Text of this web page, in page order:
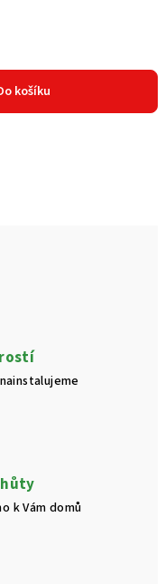
košíku
k Vám domů